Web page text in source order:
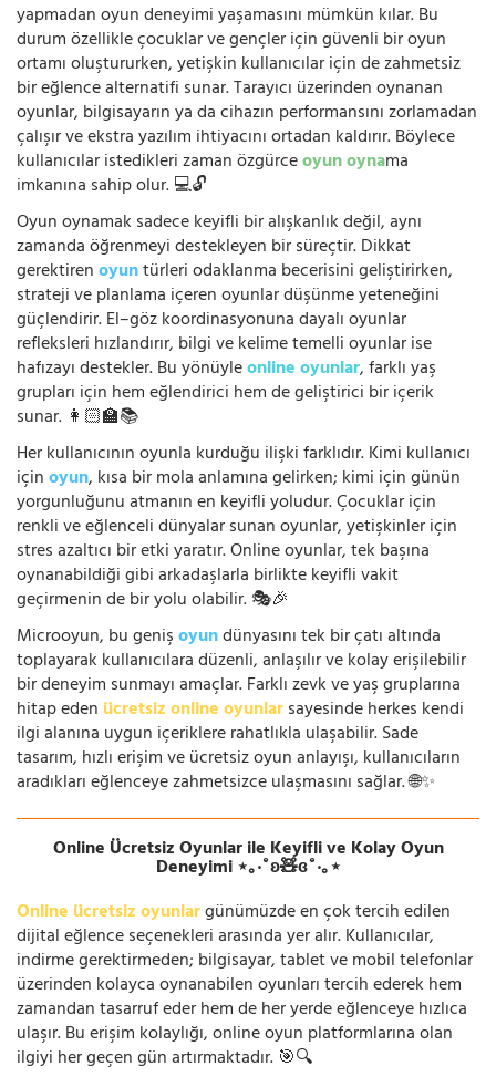
yapmadan oyun deneyimi yaşamasını mümkün kılar. Bu
durum özellikle çocuklar ve gençler için güvenli bir oyun
ortamı oluştururken, yetişkin kullanıcılar için de zahmetsiz
bir eğlence alternatifi sunar. Tarayıcı üzerinden oynanan
oyunlar, bilgisayarın ya da cihazın performansını zorlamadan
çalışır ve ekstra yazılım ihtiyacını ortadan kaldırır. Böylece
kullanıcılar istedikleri zaman özgürceoyun oynama
imkanına sahip olur. 💻🔓
Oyun oynamak sadece keyifli bir alışkanlık değil, aynı
zamanda öğrenmeyi destekleyen bir süreçtir. Dikkat
gerektirenoyuntürleri odaklanma becerisini geliştirirken,
strateji ve planlama içeren oyunlar düşünme yeteneğini
güçlendirir. El–göz koordinasyonuna dayalı oyunlar
refleksleri hızlandırır, bilgi ve kelime temelli oyunlar ise
hafızayı destekler. Bu yönüyleonline oyunlar, farklı yaş
grupları için hem eğlendirici hem de geliştirici bir içerik
sunar. 👩🏻‍🏫📚
Her kullanıcının oyunla kurduğu ilişki farklıdır. Kimi kullanıcı
içinoyun, kısa bir mola anlamına gelirken; kimi için günün
yorgunluğunu atmanın en keyifli yoludur. Çocuklar için
renkli ve eğlenceli dünyalar sunan oyunlar, yetişkinler için
stres azaltıcı bir etki yaratır. Online oyunlar, tek başına
oynanabildiği gibi arkadaşlarla birlikte keyifli vakit
geçirmenin de bir yolu olabilir. 🎭🎉
Microoyun, bu genişoyundünyasını tek bir çatı altında
toplayarak kullanıcılara düzenli, anlaşılır ve kolay erişilebilir
bir deneyim sunmayı amaçlar. Farklı zevk ve yaş gruplarına
hitap eden ücretsiz online oyunlarsayesinde herkes kendi
ilgi alanına uygun içeriklere rahatlıkla ulaşabilir. Sade
tasarım, hızlı erişim ve ücretsiz oyun anlayışı, kullanıcıların
aradıkları eğlenceye zahmetsizce ulaşmasını sağlar. 🌐✨
Online Ücretsiz Oyunlar ile Keyifli ve Kolay Oyun
Deneyimi ⋆｡‧˚ʚ🧸ɞ˚‧｡⋆
Online ücretsiz oyunlargünümüzde en çok tercih edilen
dijital eğlence seçenekleri arasında yer alır. Kullanıcılar,
indirme gerektirmeden; bilgisayar, tablet ve mobil telefonlar
üzerinden kolayca oynanabilen oyunları tercih ederek hem
zamandan tasarruf eder hem de her yerde eğlenceye hızlıca
ulaşır. Bu erişim kolaylığı, online oyun platformlarına olan
ilgiyi her geçen gün artırmaktadır. 🎯🔍